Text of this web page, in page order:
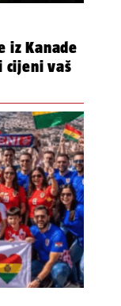
iz Kanade
cijeni vaš